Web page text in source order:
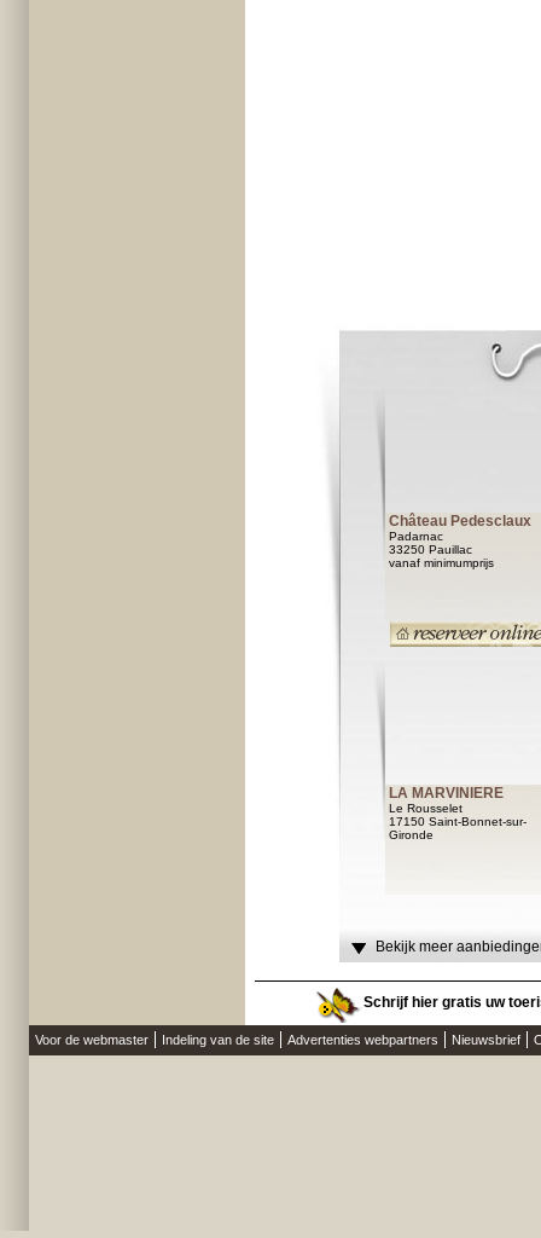
Château Pedesclaux
Padarnac
33250 Pauillac
vanaf minimumprijs
LA MARVINIERE
Le Rousselet
17150 Saint-Bonnet-sur-
Gironde
Bekijk meer
Schrijf hier gratis uw
Voor de webmaster Indeling van de site Advertenties webpartners Nieuwsbrief